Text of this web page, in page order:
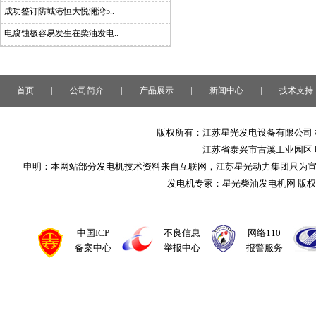
成功签订防城港恒大悦澜湾5..
电腐蚀极容易发生在柴油发电..
首页 | 公司简介 | 产品展示 | 新闻中心 | 技术支持
版权所有：江苏星光发电设备有限公司
江苏省泰兴市古溪工业园
申明：本网站部分发电机技术资料来自互联网，江苏星光动力集团只为
发电机专家：星光柴油发电机网 版
中国ICP
备案中心
不良信息
举报中心
网络110
报警服务